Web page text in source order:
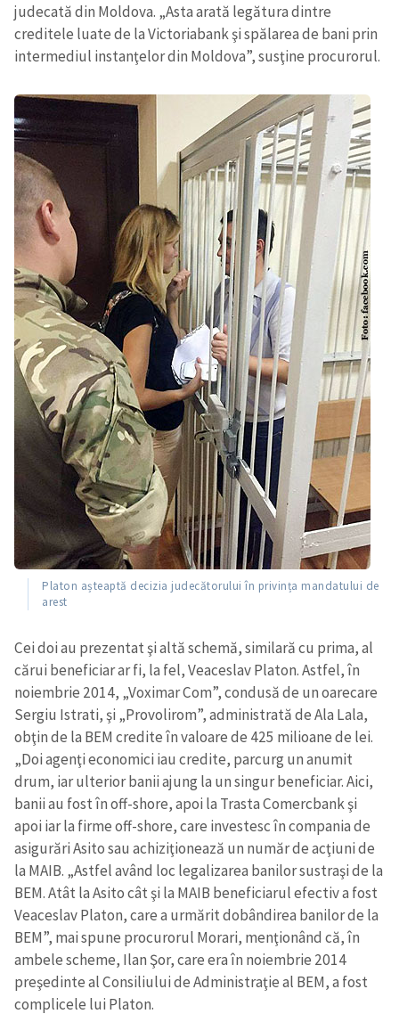
judecată din Moldova. „Asta arată legătura dintre
creditele luate de la Victoriabank şi spălarea de bani prin
intermediul instanţelor din Moldova”, susţine procurorul.
Platon așteaptă decizia judecătorului în privința mandatului de
arest
Cei doi au prezentat şi altă schemă, similară cu prima, al
cărui beneficiar ar fi, la fel, Veaceslav Platon. Astfel, în
noiembrie 2014, „Voximar Com”, condusă de un oarecare
Sergiu Istrati, şi „Provolirom”, administrată de Ala Lala,
obţin de la BEM credite în valoare de 425 milioane de lei.
„Doi agenţi economici iau credite, parcurg un anumit
drum, iar ulterior banii ajung la un singur beneficiar. Aici,
banii au fost în off-shore, apoi la Trasta Comercbank şi
apoi iar la firme off-shore, care investesc în compania de
asigurări Asito sau achiziţionează un număr de acţiuni de
la MAIB. „Astfel având loc legalizarea banilor sustraşi de la
BEM. Atât la Asito cât şi la MAIB beneficiarul efectiv a fost
Veaceslav Platon, care a urmărit dobândirea banilor de la
BEM”, mai spune procurorul Morari, menţionând că, în
ambele scheme, Ilan Şor, care era în noiembrie 2014
preşedinte al Consiliului de Administraţie al BEM, a fost
complicele lui Platon.